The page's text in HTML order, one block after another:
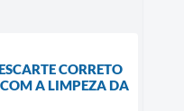
CORRETO
COM A LIMPEZA DA